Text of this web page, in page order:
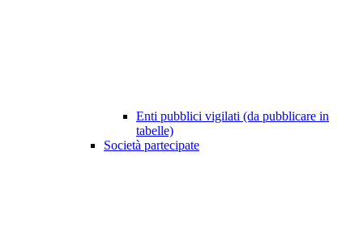
Enti pubblici vigilati (da pubblicare in
tabelle)
Società partecipate